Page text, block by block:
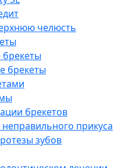
челюсть
брекеты
брекетов
прикуса
зубов